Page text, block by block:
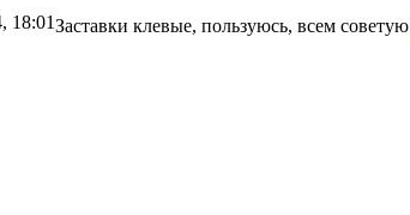
18:01Заставки клевые, пользуюсь, всем советую